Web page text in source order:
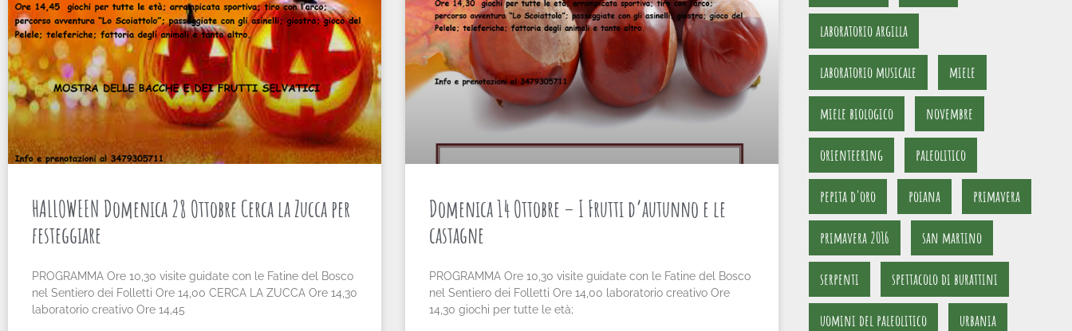
HALLOWEEN Domenica 28 Ottobre Cerca la Zucca per
festeggiare
PROGRAMMA Ore 10,30 visite guidate con le Fatine del Bosco
nel Sentiero dei Folletti Ore 14,00 CERCA LA ZUCCA Ore 14,30
laboratorio creativo Ore 14,45
Domenica 14 Ottobre – I Frutti d’autunno e le
castagne
PROGRAMMA Ore 10,30 visite guidate con le Fatine del Bosco
nel Sentiero dei Folletti Ore 14,00 laboratorio creativo Ore
14,30 giochi per tutte le età;
laboratorio argilla
laboratorio musicale miele
miele biologico novembre
orienteering paleolitico
pepita d'oro poiana primavera
primavera 2016 san martino
serpenti spettacolo di burattini
uomini del paleolitico urbania